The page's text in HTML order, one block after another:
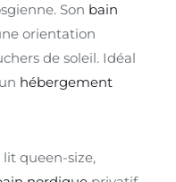
Son bain
orientation
de soleil. Idéal
hébergement
queen-size,